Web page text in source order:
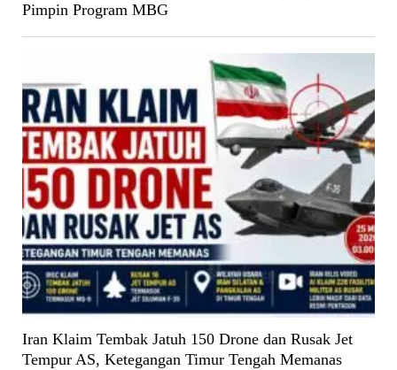
Pimpin Program MBG
Iran Klaim Tembak Jatuh 150 Drone dan Rusak Jet
Tempur AS, Ketegangan Timur Tengah Memanas